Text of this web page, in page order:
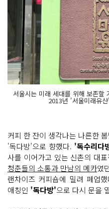
서울시는 미래 세대를 위해 보존
2013년 '서울미래유
커피 한 잔이 생각나는 나른한
'독다방'으로 향했다. '독수리다
사를 이어가고 있는 신촌의 대
청춘들의 소통과 만남의 메카였
랜차이즈 커피숍에 밀려 폐업
애칭인 '독다방'으로 다시 문을